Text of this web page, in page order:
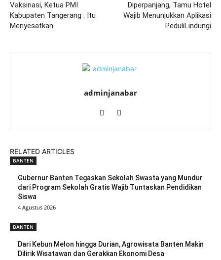
Vaksinasi, Ketua PMI
Kabupaten Tangerang : Itu
Menyesatkan
Diperpanjang, Tamu Hotel
Wajib Menunjukkan Aplikasi
PeduliLindungi
adminjanabar
RELATED ARTICLES
BANTEN
Gubernur Banten Tegaskan Sekolah Swasta yang Mundur
dari Program Sekolah Gratis Wajib Tuntaskan Pendidikan
Siswa
4 Agustus 2026
BANTEN
Dari Kebun Melon hingga Durian, Agrowisata Banten Makin
Dilirik Wisatawan dan Gerakkan Ekonomi Desa